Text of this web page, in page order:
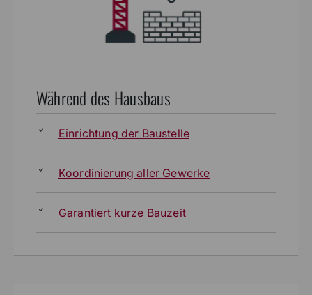
Während des Hausbaus
Einrichtung der Baustelle
Koordinierung aller Gewerke
Garantiert kurze Bauzeit